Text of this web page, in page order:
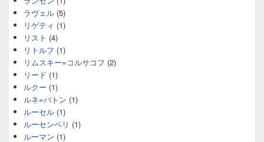
ラヴェル (5)
リゲティ (1)
リスト (4)
リトルフ (1)
リムスキー=コルサコフ (2)
リード (1)
ルクー (1)
ルネ=バトン (1)
ルーセル (1)
ルーセンベリ (1)
ルーマン (1)